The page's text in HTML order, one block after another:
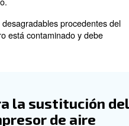
como los filtros de aceite,
en función de las
sustitución